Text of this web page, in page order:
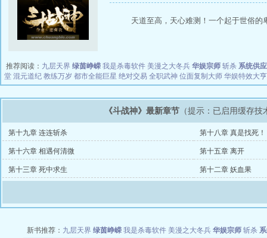
天道至高，天心难测！一个起于世俗
推荐阅读： 九层天界 绿茵峥嵘 我是杀毒软件 美漫之大冬兵 华娱宗师 斩杀 系统供
堂 混元道纪 教练万岁 都市全能巨星 绝对交易 全职武神 位面复制大师 华娱特效大亨
《斗战神》最新章节 （提示：已启用缓存
第十九章 连连斩杀 第十八章 真是找死！
第十六章 相遇何清微 第十五章 离开
第十三章 死中求生 第十二章 妖血果
新书推荐： 九层天界 绿茵峥嵘 我是杀毒软件 美漫之大冬兵 华娱宗师 斩杀